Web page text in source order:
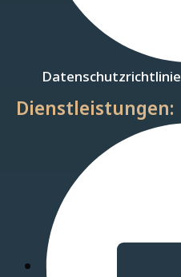
Datenschutzrichtlinie
Dienstleistungen: